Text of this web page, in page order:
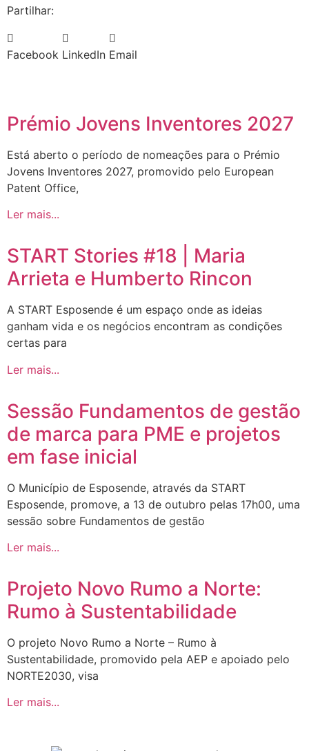
Partilhar:
Facebook LinkedIn Email
Prémio Jovens Inventores 2027
Está aberto o período de nomeações para o Prémio
Jovens Inventores 2027, promovido pelo European
Patent Office,
Ler mais...
START Stories #18 | Maria
Arrieta e Humberto Rincon
A START Esposende é um espaço onde as ideias
ganham vida e os negócios encontram as condições
certas para
Ler mais...
Sessão Fundamentos de gestão
de marca para PME e projetos
em fase inicial
O Município de Esposende, através da START
Esposende, promove, a 13 de outubro pelas 17h00, uma
sessão sobre Fundamentos de gestão
Ler mais...
Projeto Novo Rumo a Norte:
Rumo à Sustentabilidade
O projeto Novo Rumo a Norte – Rumo à
Sustentabilidade, promovido pela AEP e apoiado pelo
NORTE2030, visa
Ler mais...